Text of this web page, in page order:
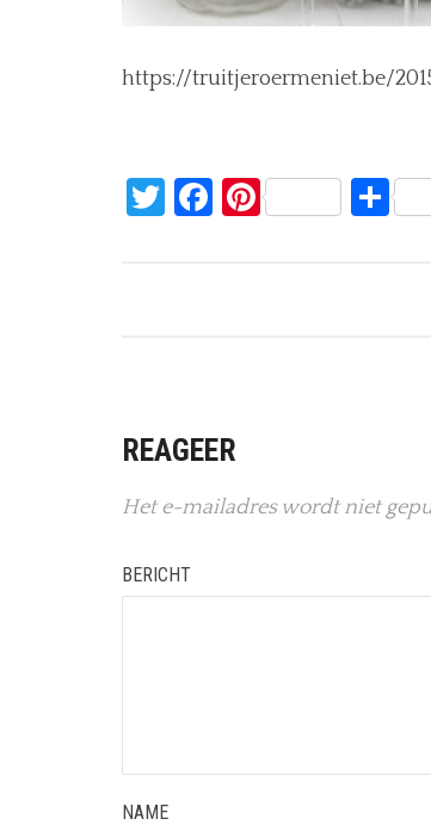
https://truitjeroermeniet.be/
TwitterFacebook
Pinterest
REAGEER
Het e-mailadres wordt niet
BERICHT
NAME